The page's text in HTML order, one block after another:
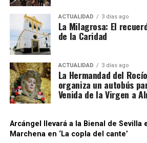
La operación adquiere así especial
la Sierra Sur sevillana. No se
que La Puebla de Cazalla figure
localidades donde se practicaron
investigación está siendo dirigida
desde Morón de la Frontera,
alcance nacional —con
cuatro provincias y movimientos
próximo a la comarca.
ACTUALIDAD 3 días ago
La Milagrosa: El
de la Caridad
ACTUALIDAD 3 días ago
La Hermandad del
organiza un autobús
Venida de la Virgen a
Arcángel llevará a la Bienal de Sevilla
Marchena en ‘La copla del cante’